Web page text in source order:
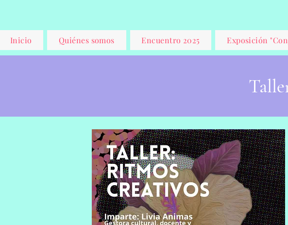
Inicio Quiénes somos Encuentro 2025 Exposición